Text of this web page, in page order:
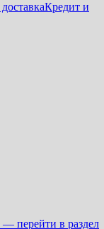
Кредит и
— перейти в раздел